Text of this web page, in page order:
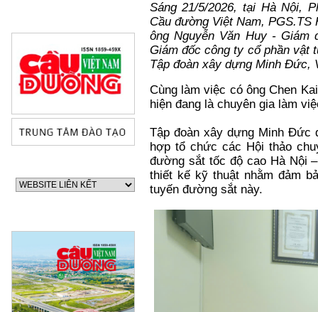
Sáng 21/5/2026, tại Hà Nội,
Cầu đường Việt Nam,
ông Nguyễn Văn Huy - Giám
Giám đốc công ty cổ phần
Tập đoàn xây dựng Minh Đức,
Cùng làm việc có ông Chen
hiện đang là chuyên gia làm
Tập đoàn xây dựng Minh
hợp tổ chức các Hội thảo
đường sắt tốc độ cao Hà Nội
thiết kế kỹ thuật nhằm đảm
tuyến đường sắt này.